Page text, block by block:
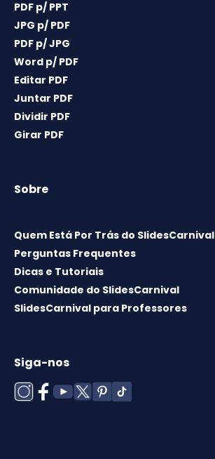
PDF p/ PPT
JPG p/ PDF
PDF p/ JPG
Word p/ PDF
Editar PDF
Juntar PDF
Dividir PDF
Girar PDF
Sobre
Quem Está Por Trás do SlidesCarnival
Perguntas Frequentes
Dicas e Tutoriais
Comunidade do SlidesCarnival
SlidesCarnival para Professores
Siga-nos